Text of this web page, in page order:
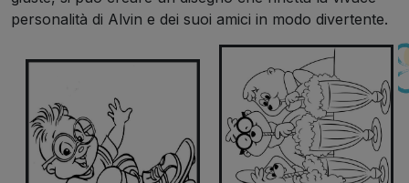
personalità di Alvin e dei suoi amici in modo divertente.